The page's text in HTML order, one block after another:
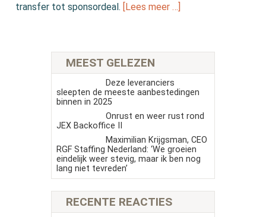
transfer tot sponsordeal. [Lees meer …]
MEEST GELEZEN
Deze leveranciers
sleepten de meeste aanbestedingen
binnen in 2025
Onrust en weer rust rond
JEX Backoffice II
Maximilian Krijgsman, CEO
RGF Staffing Nederland: ‘We groeien
eindelijk weer stevig, maar ik ben nog
lang niet tevreden’
RECENTE REACTIES